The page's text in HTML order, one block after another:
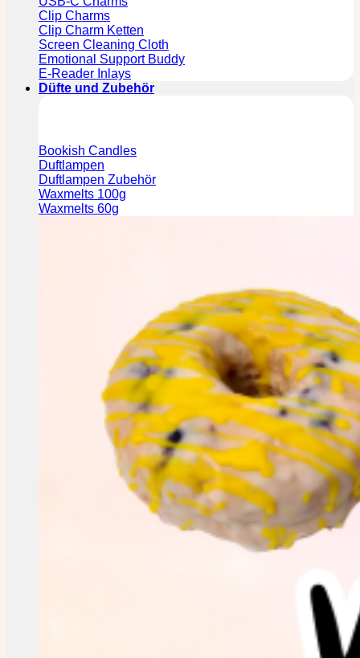
Clip Charms
Clip Charm Ketten
Screen Cleaning Cloth
Emotional Support Buddy
E-Reader Inlays
Düfte und Zubehör
Bookish Candles
Duftlampen
Duftlampen Zubehör
Waxmelts 100g
Waxmelts 60g